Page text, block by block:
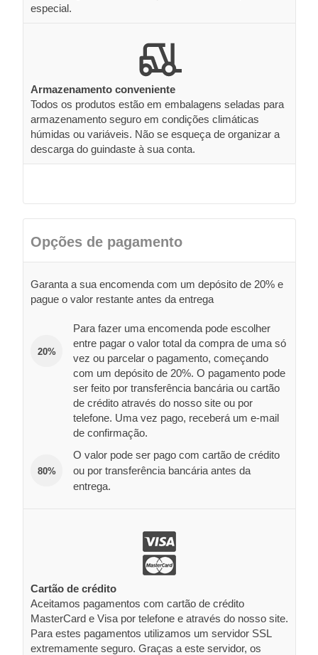
especial.
Armazenamento conveniente
Todos os produtos estão em embalagens seladas para
armazenamento seguro em condições climáticas
húmidas ou variáveis. Não se esqueça de organizar a
descarga do guindaste à sua conta.
Opções de pagamento
Garanta a sua encomenda com um depósito de 20% e
pague o valor restante antes da entrega
20%
Para fazer uma encomenda pode escolher
entre pagar o valor total da compra de uma só
vez ou parcelar o pagamento, começando
com um depósito de 20%. O pagamento pode
ser feito por transferência bancária ou cartão
de crédito através do nosso site ou por
telefone. Uma vez pago, receberá um e-mail
de confirmação.
80%
O valor pode ser pago com cartão de crédito
ou por transferência bancária antes da
entrega.
Cartão de crédito
Aceitamos pagamentos com cartão de crédito
MasterCard e Visa por telefone e através do nosso site.
Para estes pagamentos utilizamos um servidor SSL
extremamente seguro. Graças a este servidor, os